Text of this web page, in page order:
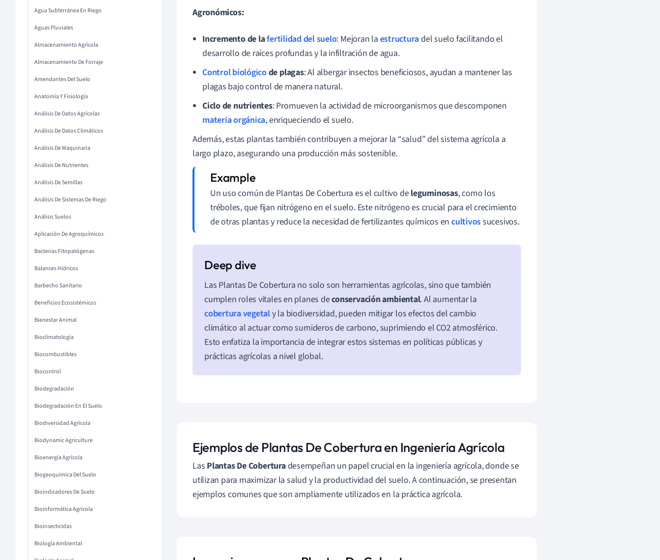
Agua Subterránea En Riego
Aguas Pluviales
Almacenamiento Agrícola
Almacenamiento De Forraje
Amendantes Del Suelo
Anatomía Y Fisiología
Análisis De Datos Agrícolas
Análisis De Datos Climáticos
Análisis De Maquinaria
Análisis De Nutrientes
Análisis De Semillas
Análisis De Sistemas De Riego
Análisis Suelos
Aplicación De Agroquímicos
Bacterias Fitopatógenas
Balances Hídricos
Barbecho Sanitario
Beneficios Ecosistémicos
Bienestar Animal
Bioclimatología
Biocombustibles
Biocontrol
Biodegradación
Biodegradación En El Suelo
Biodiversidad Agrícola
Biodynamic Agriculture
Bioenergía Agrícola
Biogeoquímica Del Suelo
Bioindicadores De Suelo
Bioinformática Agrícola
Bioinsecticidas
Biología Ambiental
Agronómicos:
Incremento de lafertilidad del suelo: Mejoran la estructuradel suelo facilitando el
desarrollo de raíces profundas y la infiltración de agua.
Control biológicode plagas: Al albergar insectos beneficiosos, ayudan a mantener las
plagas bajo control de manera natural.
Ciclo de nutrientes: Promueven la actividad de microorganismos que descomponen
materia orgánica, enriqueciendo el suelo.
Además, estas plantas también contribuyen a mejorar la “salud” del sistema agrícola a
largo plazo, asegurando una producción más sostenible.
Un uso común de Plantas De Cobertura es el cultivo deleguminosas, como los
tréboles, que fijan nitrógeno en el suelo. Este nitrógeno es crucial para el crecimiento
de otras plantas y reduce la necesidad de fertilizantes químicos encultivossucesivos.
Las Plantas De Cobertura no solo son herramientas agrícolas, sino que también
cumplen roles vitales en planes deconservación ambiental. Al aumentar la
cobertura vegetaly la biodiversidad, pueden mitigar los efectos del cambio
climático al actuar como sumideros de carbono, suprimiendo el CO2 atmosférico.
Esto enfatiza la importancia de integrar estos sistemas en políticas públicas y
prácticas agrícolas a nivel global.
Ejemplos de Plantas De Cobertura en Ingeniería Agrícola
Las Plantas De Coberturadesempeñan un papel crucial en la ingeniería agrícola, donde se
utilizan para maximizar la salud y la productividad del suelo. A continuación, se presentan
ejemplos comunes que son ampliamente utilizados en la práctica agrícola.